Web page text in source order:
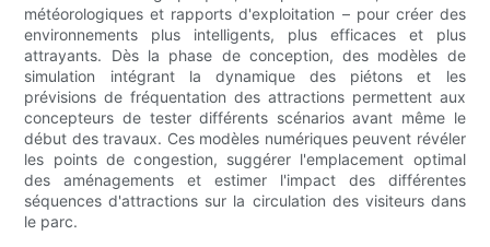
météorologiques et rapports d'exploitation – pour créer des
environnements plus intelligents, plus efficaces et plus
attrayants. Dès la phase de conception, des modèles de
simulation intégrant la dynamique des piétons et les
prévisions de fréquentation des attractions permettent aux
concepteurs de tester différents scénarios avant même le
début des travaux. Ces modèles numériques peuvent révéler
les points de congestion, suggérer l'emplacement optimal
des aménagements et estimer l'impact des différentes
séquences d'attractions sur la circulation des visiteurs dans
le parc.